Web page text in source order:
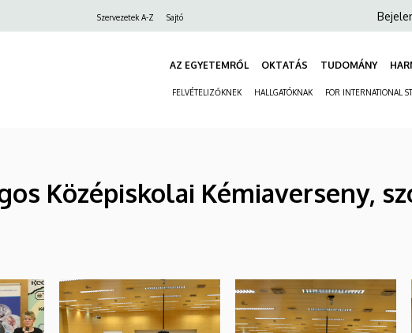
Szervezetek A-Z Sajtó
fiók
AZ EGYETEMRŐL OKTATÁS TUDOMÁNY
FELVÉTELIZŐKNEK HALLGATÓKNAK FOR INTERNATIONAL
Középiskolai Kémiaverseny,